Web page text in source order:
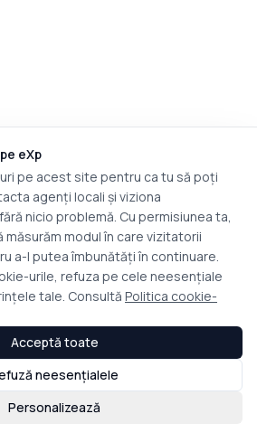
eXp
pe acest site pentru ca tu să poți
agenți locali și viziona
nicio problemă. Cu permisiunea ta,
măsurăm modul în care vizitatorii
a-l putea îmbunătăți în continuare.
urile, refuza pe cele neesențiale
tale. Consultă Politica cookie-
Personalizează
neesențialele
Acceptă toate